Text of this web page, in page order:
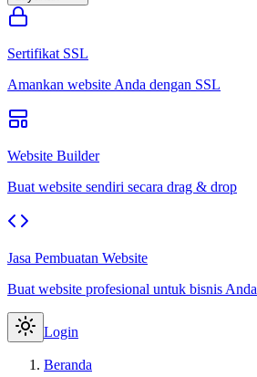
Sertifikat SSL
Amankan website Anda dengan SSL
Website Builder
Buat website sendiri secara drag & drop
Jasa Pembuatan Website
Buat website profesional untuk bisnis Anda
Login
Beranda